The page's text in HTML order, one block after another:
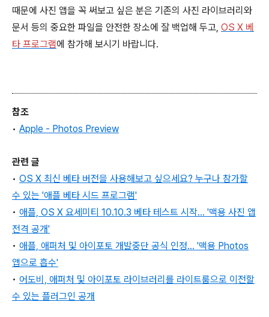
때문에 사진 앱을 꼭 써보고 싶은 분은 기존의 사진 라이브러리와
문서 등의 중요한 파일을 안전한 장소에 잘 백업해 두고, OS X 베
타 프로그램에 참가해 보시기 바랍니다.
참조
• Apple - Photos Preview
관련 글
• OS X 최신 베타 버전을 사용해보고 싶으세요? 누구나 참가할
수 있는 '애플 베타 시드 프로그램'
• 애플, OS X 요세미티 10.10.3 베타 테스트 시작... '맥용 사진 앱
전격 공개'
• 애플, 애퍼처 및 아이포토 개발중단 공식 인정... '맥용 Photos
앱으로 흡수'
• 어도비, 애퍼처 및 아이포토 라이브러리를 라이트룸으로 이전할
수 있는 플러그인 공개